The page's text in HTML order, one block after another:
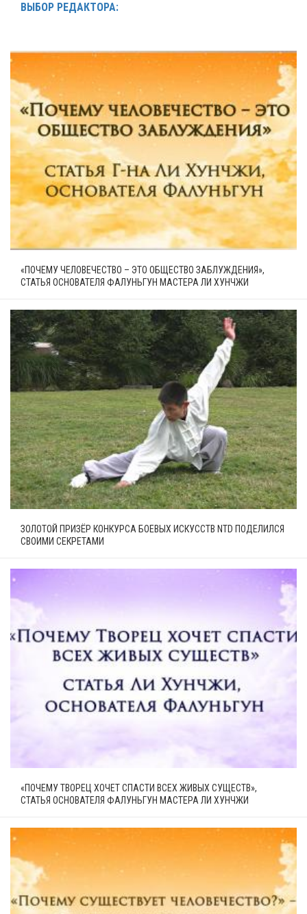
ВЫБОР РЕДАКТОРА:
«ПОЧЕМУ ЧЕЛОВЕЧЕСТВО – ЭТО ОБЩЕСТВО ЗАБЛУЖДЕНИЯ»,
СТАТЬЯ ОСНОВАТЕЛЯ ФАЛУНЬГУН МАСТЕРА ЛИ ХУНЧЖИ
ЗОЛОТОЙ ПРИЗЁР КОНКУРСА БОЕВЫХ ИСКУССТВ NTD ПОДЕЛИЛСЯ
СВОИМИ СЕКРЕТАМИ
«ПОЧЕМУ ТВОРЕЦ ХОЧЕТ СПАСТИ ВСЕХ ЖИВЫХ СУЩЕСТВ»,
СТАТЬЯ ОСНОВАТЕЛЯ ФАЛУНЬГУН МАСТЕРА ЛИ ХУНЧЖИ